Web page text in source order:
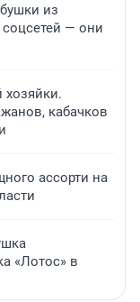
из
— они
кабачков
ассорти на
«Лотос» в